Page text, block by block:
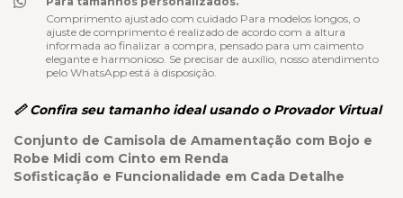
Comprimento ajustado com cuidado Para modelos longos, o
ajuste de comprimento é realizado de acordo com a altura
informada ao finalizar a compra, pensado para um caimento
elegante e harmonioso. Se precisar de auxílio, nosso atendimento
pelo WhatsApp está à disposição.
📏 Confira seu tamanho ideal usando o Provador Virtual
Conjunto de Camisola de Amamentação com Bojo e
Robe Midi com Cinto em Renda
Sofisticação e Funcionalidade em Cada Detalhe